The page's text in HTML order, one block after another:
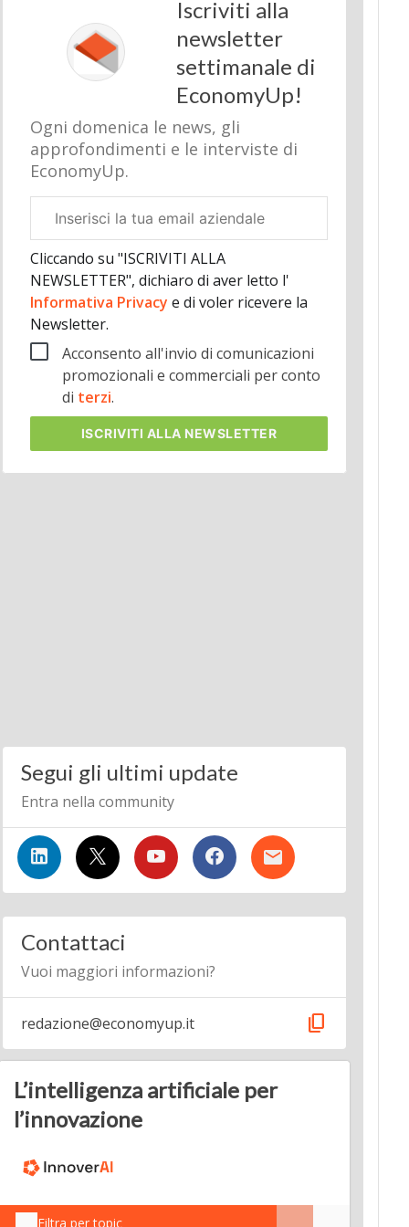
Iscriviti alla
newsletter
settimanale di
EconomyUp!
Ogni domenica le news, gli
approfondimenti e le interviste di
EconomyUp.
aziendale
Cliccando su "ISCRIVITI ALLA
NEWSLETTER", dichiaro di aver letto l'
Informativa Privacy e di voler ricevere la
Newsletter.
Acconsento all'invio di comunicazioni
promozionali e commerciali per conto
di terzi.
ISCRIVITI ALLA NEWSLETTER
Segui gli ultimi update
Entra nella community
Contattaci
Vuoi maggiori informazioni?
redazione@economyup.it content_copy
L’intelligenza artificiale per
l’innovazione
Filtra per topic